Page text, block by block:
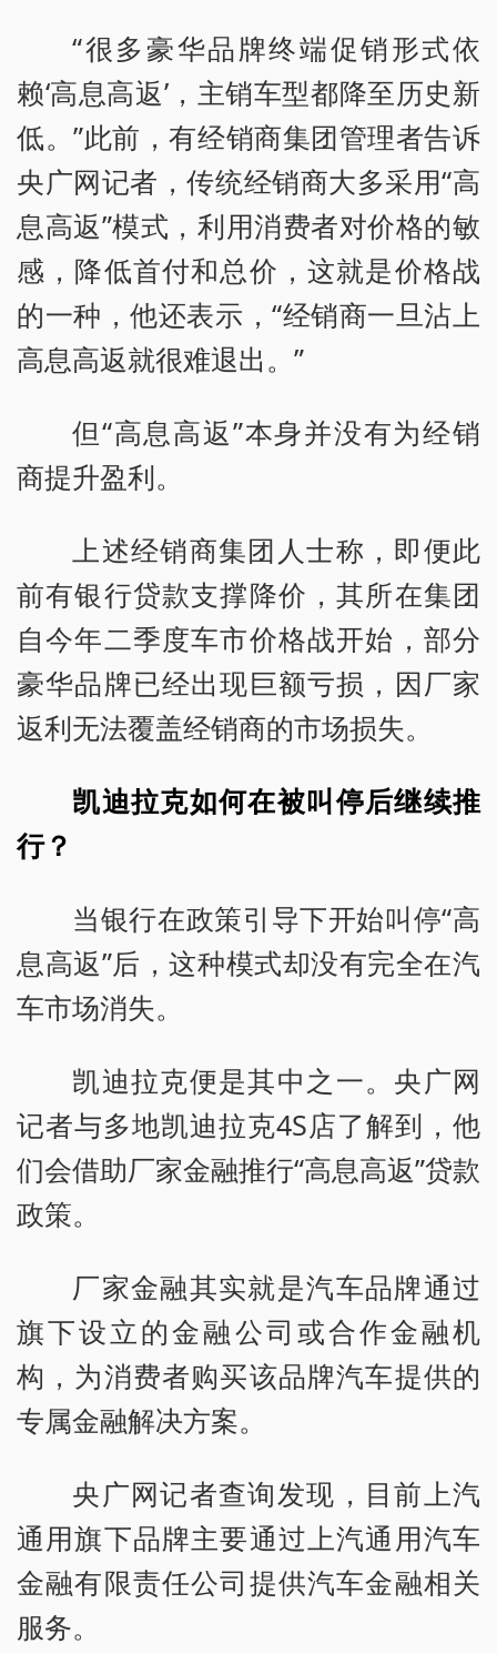
“很多豪华品牌终端促销形式依
赖‘高息高返’，主销车型都降至历史新
低。”此前，有经销商集团管理者告诉
央广网记者，传统经销商大多采用“高
息高返”模式，利用消费者对价格的敏
感，降低首付和总价，这就是价格战
的一种，他还表示，“经销商一旦沾上
高息高返就很难退出。”
但“高息高返”本身并没有为经销
商提升盈利。
上述经销商集团人士称，即便此
前有银行贷款支撑降价，其所在集团
自今年二季度车市价格战开始，部分
豪华品牌已经出现巨额亏损，因厂家
返利无法覆盖经销商的市场损失。
凯迪拉克如何在被叫停后继续推
行？
当银行在政策引导下开始叫停“高
息高返”后，这种模式却没有完全在汽
车市场消失。
凯迪拉克便是其中之一。央广网
记者与多地凯迪拉克4S店了解到，他
们会借助厂家金融推行“高息高返”贷款
政策。
厂家金融其实就是汽车品牌通过
旗下设立的金融公司或合作金融机
构，为消费者购买该品牌汽车提供的
专属金融解决方案。
央广网记者查询发现，目前上汽
通用旗下品牌主要通过上汽通用汽车
金融有限责任公司提供汽车金融相关
服务。